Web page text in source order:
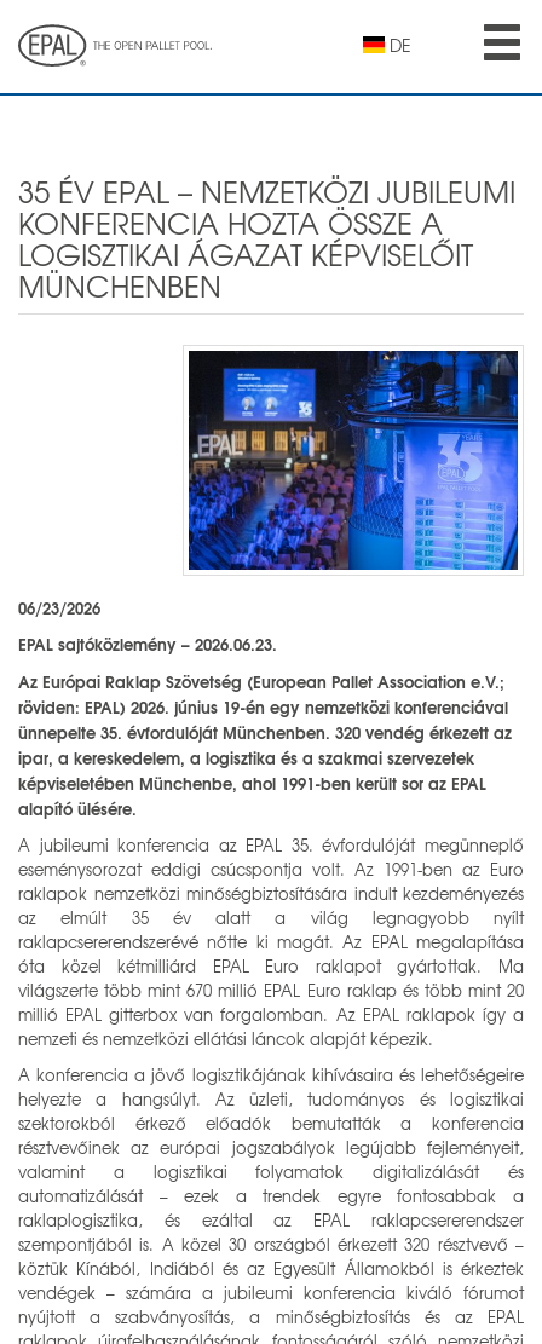
main
DE
35 ÉV EPAL – NEMZETKÖZI JUBILEUMI
KONFERENCIA HOZTA ÖSSZE A
LOGISZTIKAI ÁGAZAT KÉPVISELŐIT
MÜNCHENBEN
06/23/2026
EPAL sajtóközlemény – 2026.06.23.
Az Európai Raklap Szövetség (European Pallet Association e.V.;
röviden: EPAL) 2026. június 19-én egy nemzetközi konferenciával
ünnepelte 35. évfordulóját Münchenben. 320 vendég érkezett az
ipar, a kereskedelem, a logisztika és a szakmai szervezetek
képviseletében Münchenbe, ahol 1991-ben került sor az EPAL
alapító ülésére.
A jubileumi konferencia az EPAL 35. évfordulóját megünneplő
eseménysorozat eddigi csúcspontja volt. Az 1991-ben az Euro
raklapok nemzetközi minőségbiztosítására indult kezdeményezés
az elmúlt 35 év alatt a világ legnagyobb nyílt
raklapcsererendszerévé nőtte ki magát. Az EPAL megalapítása
óta közel kétmilliárd EPAL Euro raklapot gyártottak. Ma
világszerte több mint 670 millió EPAL Euro raklap és több mint 20
millió EPAL gitterbox van forgalomban. Az EPAL raklapok így a
nemzeti és nemzetközi ellátási láncok alapját képezik.
A konferencia a jövő logisztikájának kihívásaira és lehetőségeire
helyezte a hangsúlyt. Az üzleti, tudományos és logisztikai
szektorokból érkező előadók bemutatták a konferencia
résztvevőinek az európai jogszabályok legújabb fejleményeit,
valamint a logisztikai folyamatok digitalizálását és
automatizálását – ezek a trendek egyre fontosabbak a
raklaplogisztika, és ezáltal az EPAL raklapcsererendszer
szempontjából is. A közel 30 országból érkezett 320 résztvevő –
köztük Kínából, Indiából és az Egyesült Államokból is érkeztek
vendégek – számára a jubileumi konferencia kiváló fórumot
nyújtott a szabványosítás, a minőségbiztosítás és az EPAL